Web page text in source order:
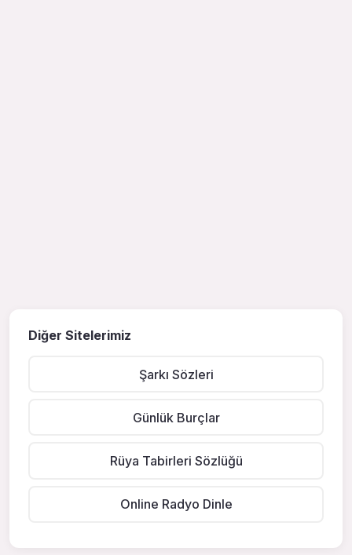
Diğer Sitelerimiz
Şarkı Sözleri
Günlük Burçlar
Rüya Tabirleri Sözlüğü
Online Radyo Dinle